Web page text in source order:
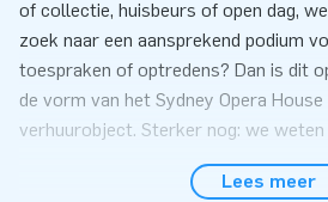
of collectie, huisbeurs of open dag,
zoek naar een aansprekend podium
toespraken of optredens? Dan is dit
de vorm van het Sydney Opera
verhuurobject. Sterker nog: we
of de bezoekers van het feest of
zullen zijn van dit gebouw van Down
Lees meer